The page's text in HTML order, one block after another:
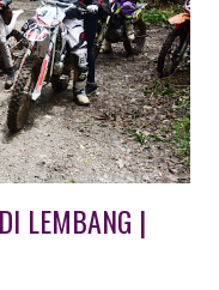
dari hutan pinus
gathering
unggulan mencakup
Forest Cikole untuk
Treetop da...
LEMBANG |